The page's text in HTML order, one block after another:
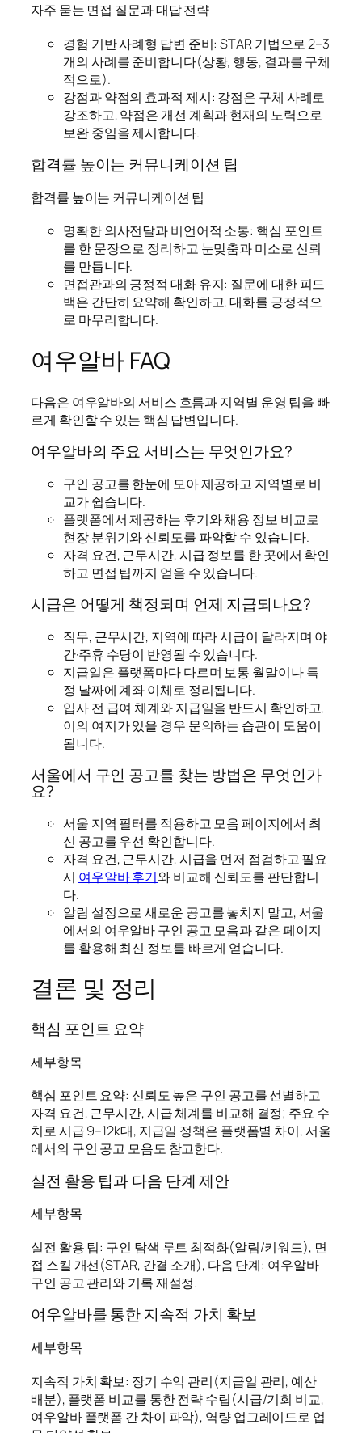
자주 묻는 면접 질문과 대답 전략
경험 기반 사례형 답변 준비: STAR 기법으로 2–3
개의 사례를 준비합니다(상황, 행동, 결과를 구체
적으로).
강점과 약점의 효과적 제시: 강점은 구체 사례로
강조하고, 약점은 개선 계획과 현재의 노력으로
보완 중임을 제시합니다.
합격률 높이는 커뮤니케이션 팁
합격률 높이는 커뮤니케이션 팁
명확한 의사전달과 비언어적 소통: 핵심 포인트
를 한 문장으로 정리하고 눈맞춤과 미소로 신뢰
를 만듭니다.
면접관과의 긍정적 대화 유지: 질문에 대한 피드
백은 간단히 요약해 확인하고, 대화를 긍정적으
로 마무리합니다.
여우알바 FAQ
다음은 여우알바의 서비스 흐름과 지역별 운영 팁을 빠
르게 확인할 수 있는 핵심 답변입니다.
여우알바의 주요 서비스는 무엇인가요?
구인 공고를 한눈에 모아 제공하고 지역별로 비
교가 쉽습니다.
플랫폼에서 제공하는 후기와 채용 정보 비교로
현장 분위기와 신뢰도를 파악할 수 있습니다.
자격 요건, 근무시간, 시급 정보를 한 곳에서 확인
하고 면접 팁까지 얻을 수 있습니다.
시급은 어떻게 책정되며 언제 지급되나요?
직무, 근무시간, 지역에 따라 시급이 달라지며 야
간·주휴 수당이 반영될 수 있습니다.
지급일은 플랫폼마다 다르며 보통 월말이나 특
정 날짜에 계좌 이체로 정리됩니다.
입사 전 급여 체계와 지급일을 반드시 확인하고,
이의 여지가 있을 경우 문의하는 습관이 도움이
됩니다.
서울에서 구인 공고를 찾는 방법은 무엇인가
요?
서울 지역 필터를 적용하고 모음 페이지에서 최
신 공고를 우선 확인합니다.
자격 요건, 근무시간, 시급을 먼저 점검하고 필요
시 여우알바 후기와 비교해 신뢰도를 판단합니
다.
알림 설정으로 새로운 공고를 놓치지 말고, 서울
에서의 여우알바 구인 공고 모음과 같은 페이지
를 활용해 최신 정보를 빠르게 얻습니다.
결론 및 정리
핵심 포인트 요약
세부항목
핵심 포인트 요약: 신뢰도 높은 구인 공고를 선별하고
자격 요건, 근무시간, 시급 체계를 비교해 결정; 주요 수
치로 시급 9–12k대, 지급일 정책은 플랫폼별 차이, 서울
에서의 구인 공고 모음도 참고한다.
실전 활용 팁과 다음 단계 제안
세부항목
실전 활용 팁: 구인 탐색 루트 최적화(알림/키워드), 면
접 스킬 개선(STAR, 간결 소개), 다음 단계: 여우알바
구인 공고 관리와 기록 재설정.
여우알바를 통한 지속적 가치 확보
세부항목
지속적 가치 확보: 장기 수익 관리(지급일 관리, 예산
배분), 플랫폼 비교를 통한 전략 수립(시급/기회 비교,
여우알바 플랫폼 간 차이 파악), 역량 업그레이드로 업